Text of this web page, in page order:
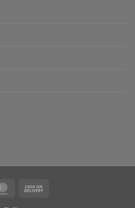
MasterCard